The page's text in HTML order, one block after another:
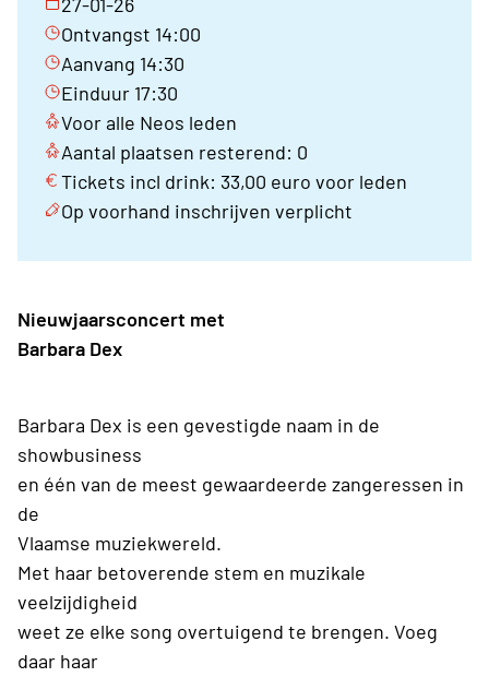
Ontvangst 14:00
Aanvang 14:30
Einduur 17:30
Voor alle Neos leden
Aantal plaatsen resterend: 0
Tickets incl drink: 33,00 euro voor leden
Op voorhand inschrijven verplicht
Nieuwjaarsconcert met
Barbara Dex
Barbara Dex is een gevestigde naam in de
showbusiness
en één van de meest gewaardeerde zangeressen in
de
Vlaamse muziekwereld.
Met haar betoverende stem en muzikale
veelzijdigheid
weet ze elke song overtuigend te brengen. Voeg
daar haar